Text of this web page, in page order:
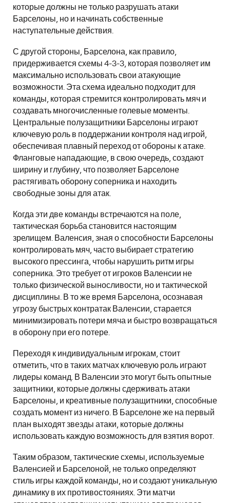
которые должны не только разрушать атаки
Барселоны, но и начинать собственные
наступательные действия.
С другой стороны, Барселона, как правило,
придерживается схемы 4-3-3, которая позволяет им
максимально использовать свои атакующие
возможности. Эта схема идеально подходит для
команды, которая стремится контролировать мяч и
создавать многочисленные голевые моменты.
Центральные полузащитники Барселоны играют
ключевую роль в поддержании контроля над игрой,
обеспечивая плавный переход от обороны к атаке.
Фланговые нападающие, в свою очередь, создают
ширину и глубину, что позволяет Барселоне
растягивать оборону соперника и находить
свободные зоны для атак.
Когда эти две команды встречаются на поле,
тактическая борьба становится настоящим
зрелищем. Валенсия, зная о способности Барселоны
контролировать мяч, часто выбирает стратегию
высокого прессинга, чтобы нарушить ритм игры
соперника. Это требует от игроков Валенсии не
только физической выносливости, но и тактической
дисциплины. В то же время Барселона, осознавая
угрозу быстрых контратак Валенсии, старается
минимизировать потери мяча и быстро возвращаться
в оборону при его потере.
Переходя к индивидуальным игрокам, стоит
отметить, что в таких матчах ключевую роль играют
лидеры команд. В Валенсии это могут быть опытные
защитники, которые должны сдерживать атаки
Барселоны, и креативные полузащитники, способные
создать момент из ничего. В Барселоне же на первый
план выходят звезды атаки, которые должны
использовать каждую возможность для взятия ворот.
Таким образом, тактические схемы, используемые
Валенсией и Барселоной, не только определяют
стиль игры каждой команды, но и создают уникальную
динамику в их противостояниях. Эти матчи